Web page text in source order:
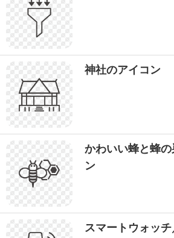
神社のアイコン
かわいい蜂と蜂の
ン
スマートウォッ